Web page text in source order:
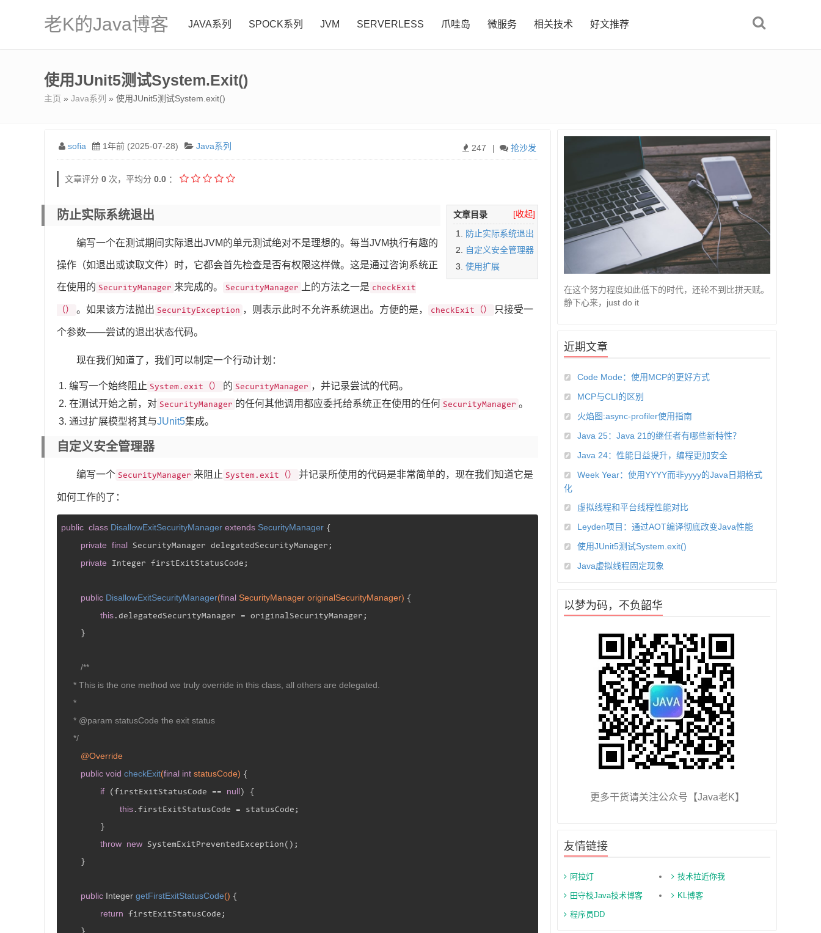
老K的Java博客 JAVA系列 SPOCK系列 JVM SERVERLESS 爪哇岛 微服务 相关技术 好文推荐
使用JUnit5测试System.exit()
主页 » Java系列 » 使用JUnit5测试System.exit()
sofia 1年前 (2025-07-28) Java系列 | 抢沙发
247
文章评分 0 次，平均分 0.0 ：
[收起]
文章目录
防止实际系统退出
自定义安全管理器
使用扩展
防止实际系统退出
编写一个在测试期间实际退出JVM的单元测试绝对不是理想的。每当JVM执行有趣的
操作（如退出或读取文件）时，它都会首先检查是否有权限这样做。这是通过咨询系统正
在使用的 SecurityManager 来完成的。 SecurityManager 上的方法之一是 checkExit
（） 。如果该方法抛出 SecurityException ，则表示此时不允许系统退出。方便的是， checkExit（） 只接受一
个参数——尝试的退出状态代码。
现在我们知道了，我们可以制定一个行动计划：
编写一个始终阻止 System.exit（） 的 SecurityManager ，并记录尝试的代码。
在测试开始之前，对 SecurityManager 的任何其他调用都应委托给系统正在使用的任何 SecurityManager 。
通过扩展模型将其与JUnit5集成。
自定义安全管理器
编写一个 SecurityManager 来阻止 System.exit（） 并记录所使用的代码是非常简单的，现在我们知道它是
如何工作的了：
public class DisallowExitSecurityManager extends SecurityManager {
private final SecurityManager delegatedSecurityManager;
private Integer firstExitStatusCode;
public DisallowExitSecurityManager(final SecurityManager originalSecurityManager) {
this.delegatedSecurityManager = originalSecurityManager;
    }
/**
     * This is the one method we truly override in this class, all others are delegated.
     *
     *
@param statusCode the exit status
     */
@Override
public void checkExit(final int statusCode) {
if (firstExitStatusCode == null) {
this.firstExitStatusCode = statusCode;
        }
throw new SystemExitPreventedException();
    }
public Integer getFirstExitStatusCode() {
return firstExitStatusCode;
    }
在这个努力程度如此低下的时代，还轮不到比拼天赋。
静下心来，just do it
近期文章
Code Mode：使用MCP的更好方式
MCP与CLI的区别
火焰图:async-profiler使用指南
Java 25：Java 21的继任者有哪些新特性？
Java 24：性能日益提升，编程更加安全
Week Year：使用YYYY而非yyyy的Java日期格式
化
虚拟线程和平台线程性能对比
Leyden项目：通过AOT编译彻底改变Java性能
使用JUnit5测试System.exit()
Java虚拟线程固定现象
以梦为码，不负韶华
更多干货请关注公众号【Java老K】
友情链接
阿拉灯 技术拉近你我
田守枝Java技术博客 KL博客
程序员DD